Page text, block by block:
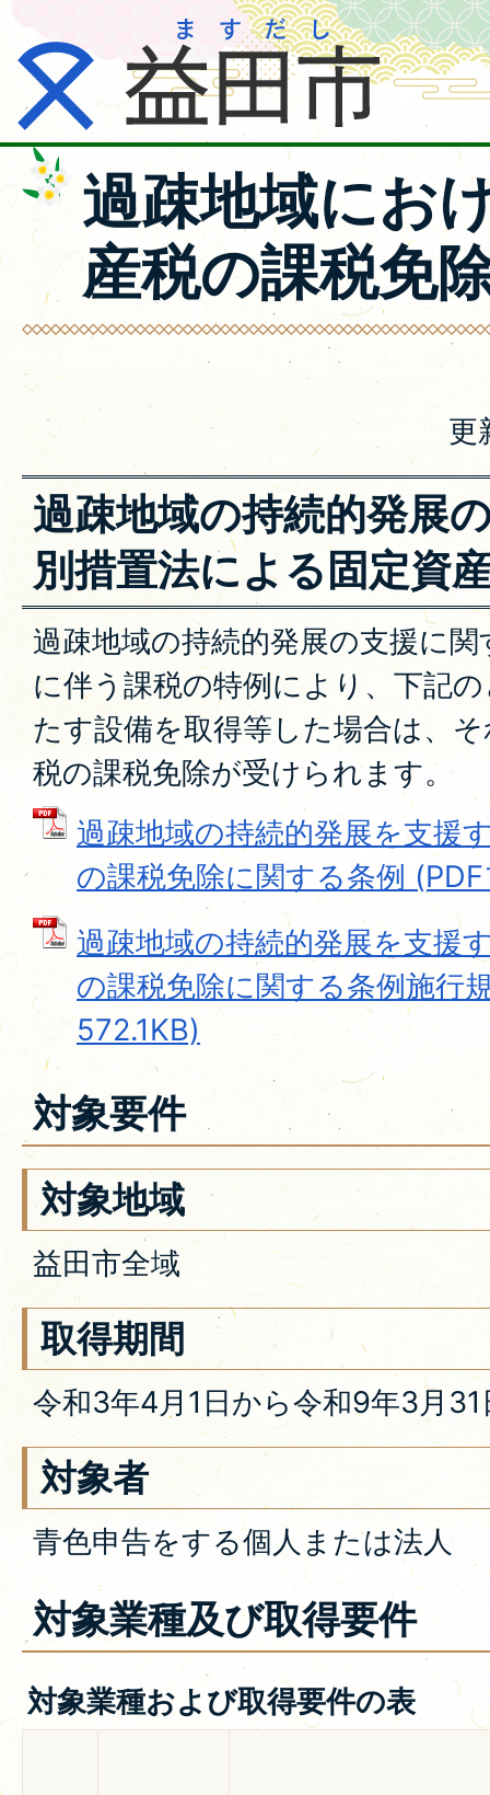
過疎地域にお
産税の課税免
更
過疎地域の持続的発展
別措置法による固定資
過疎地域の持続的発展の支援に
に伴う課税の特例により、下記
たす設備を取得等した場合は、
税の課税免除が受けられます。
過疎地域の持続的発展を支援
の課税免除に関する条例
過疎地域の持続的発展を支援
の課税免除に関する条例施行
572.1KB)
対象要件
対象地域
益田市全域
取得期間
令和3年4月1日から令和9年3月
対象者
青色申告をする個人または法人
対象業種及び取得要件
対象業種および取得要件の表